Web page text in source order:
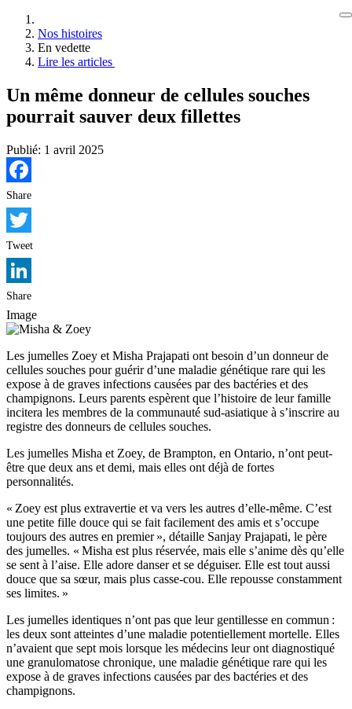
Nos histoires
En vedette
Lire les articles
Un même donneur de cellules souches
pourrait sauver deux fillettes
Publié: 1 avril 2025
Facebook
Share
Twitter
Tweet
LinkedIn
Share
Image
Les jumelles Zoey et Misha Prajapati ont besoin d’un donneur de
cellules souches pour guérir d’une maladie génétique rare qui les
expose à de graves infections causées par des bactéries et des
champignons. Leurs parents espèrent que l’histoire de leur famille
incitera les membres de la communauté sud-asiatique à s’inscrire au
registre des donneurs de cellules souches.
Les jumelles Misha et Zoey, de Brampton, en Ontario, n’ont peut-
être que deux ans et demi, mais elles ont déjà de fortes
personnalités.
« Zoey est plus extravertie et va vers les autres d’elle-même. C’est
une petite fille douce qui se fait facilement des amis et s’occupe
toujours des autres en premier », détaille Sanjay Prajapati, le père
des jumelles. « Misha est plus réservée, mais elle s’anime dès qu’elle
se sent à l’aise. Elle adore danser et se déguiser. Elle est tout aussi
douce que sa sœur, mais plus casse-cou. Elle repousse constamment
ses limites. »
Les jumelles identiques n’ont pas que leur gentillesse en commun :
les deux sont atteintes d’une maladie potentiellement mortelle. Elles
n’avaient que sept mois lorsque les médecins leur ont diagnostiqué
une granulomatose chronique, une maladie génétique rare qui les
expose à de graves infections causées par des bactéries et des
champignons.